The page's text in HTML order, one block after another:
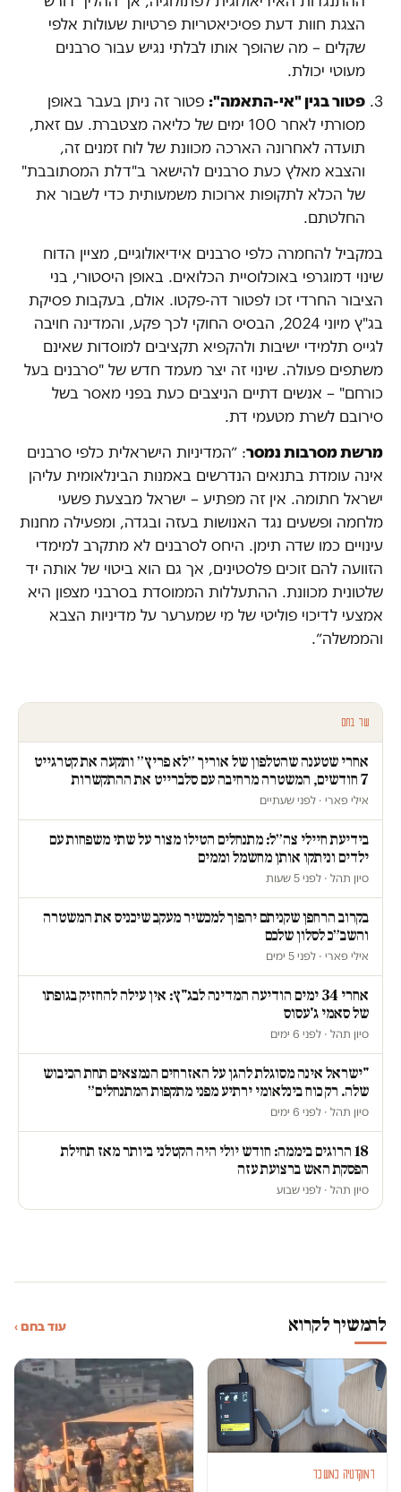
הצגת חוות דעת פסיכיאטריות פרטיות שעולות אלפי
שקלים – מה שהופך אותו לבלתי נגיש עבור סרבנים
מעוטי יכולת.
פטור בגין "אי-התאמה": פטור זה ניתן בעבר באופן
מסורתי לאחר 100 ימים של כליאה מצטברת. עם זאת,
תועדה לאחרונה הארכה מכוונת של לוח זמנים זה,
והצבא מאלץ כעת סרבנים להישאר ב"דלת המסתובבת"
של הכלא לתקופות ארוכות משמעותית כדי לשבור את
החלטתם.
במקביל להחמרה כלפי סרבנים אידיאולוגיים, מציין הדוח
שינוי דמוגרפי באוכלוסיית הכלואים. באופן היסטורי, בני
הציבור החרדי זכו לפטור דה-פקטו. אולם, בעקבות פסיקת
בג"ץ מיוני 2024, הבסיס החוקי לכך פקע, והמדינה חויבה
לגייס תלמידי ישיבות ולהקפיא תקציבים למוסדות שאינם
משתפים פעולה. שינוי זה יצר מעמד חדש של "סרבנים בעל
כורחם" – אנשים דתיים הניצבים כעת בפני מאסר בשל
סירובם לשרת מטעמי דת.
מרשת מסרבות נמסר: ״המדיניות הישראלית כלפי סרבנים
אינה עומדת בתנאים הנדרשים באמנות הבינלאומית עליהן
ישראל חתומה. אין זה מפתיע – ישראל מבצעת פשעי
מלחמה ופשעים נגד האנושות בעזה ובגדה, ומפעילה מחנות
עינויים כמו שדה תימן. היחס לסרבנים לא מתקרב למימדי
הזוועה להם זוכים פלסטינים, אך גם הוא ביטוי של אותה יד
שלטונית מכוונת. ההתעללות הממוסדת בסרבני מצפון היא
אמצעי לדיכוי פוליטי של מי שמערער על מדיניות הצבא
והממשלה״.
עוד בחם
אחרי שטענה שהטלפון של אוריך ״לא פריץ״ ותקעה את קטרגייט
7 חודשים, המשטרה מרחיבה עם סלברייט את ההתקשרות
אילי פארי · לפני שעתיים
בידיעת חיילי צה״ל: מתנחלים הטילו מצור על שתי משפחות עם
ילדים וניתקו אותן מחשמל וממים
סיון תהל · לפני 5 שעות
בקרוב הרחפן שקניתם יהפוך למכשיר מעקב שיכניס את המשטרה
והשב״כ לסלון שלכם
אילי פארי · לפני 5 ימים
אחרי 34 ימים הודיעה המדינה לבג"ץ: אין עילה להחזיק בגופתו
של סאמי ג'עסוס
סיון תהל · לפני 6 ימים
"ישראל אינה מסוגלת להגן על האזרחים הנמצאים תחת הכיבוש
שלה. רק כוח בינלאומי ירתיע מפני מתקפות המתנחלים״
סיון תהל · לפני 6 ימים
18 הרוגים ביממה: חודש יולי היה הקטלני ביותר מאז תחילת
הפסקת האש ברצועת עזה
סיון תהל · לפני שבוע
להמשיך לקרוא עוד בחם ›
דמוקרטיה במשבר